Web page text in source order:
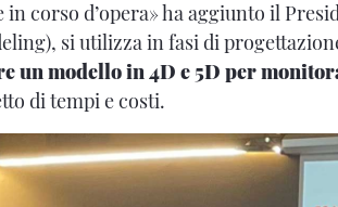
corso d’opera» ha aggiunto il
si utilizza in fasi di
un modello in 4D e 5D per
di tempi e costi.